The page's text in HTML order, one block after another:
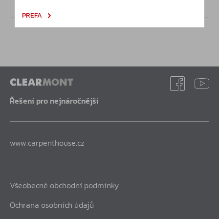
PREFA
Řešení pro nejnáročnější
www.carpenthouse.cz
Všeobecné obchodní podmínky
Ochrana osobních údajů